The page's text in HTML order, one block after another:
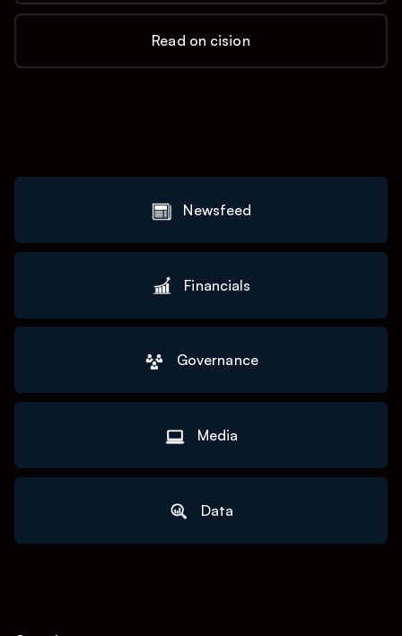
Read on cision
Newsfeed
Financials
Governance
Media
Data